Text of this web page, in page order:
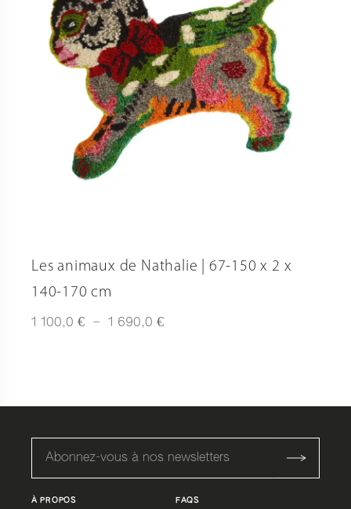
Les animaux de Nathalie | 67-150 x 2 x
140-170 cm
1 100,0 € – 1 690,0 €Plage
À PROPOS FAQS